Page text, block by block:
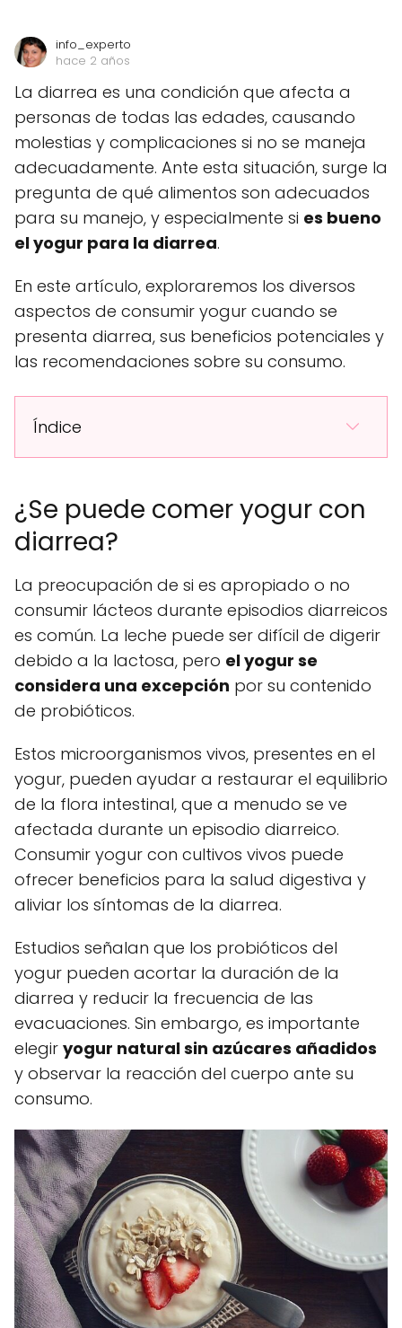
info_experto
hace 2 años
La diarrea es una condición que afecta a
personas de todas las edades, causando
molestias y complicaciones si no se maneja
adecuadamente. Ante esta situación, surge la
pregunta de qué alimentos son adecuados
para su manejo, y especialmente si es bueno
el yogur para la diarrea.
En este artículo, exploraremos los diversos
aspectos de consumir yogur cuando se
presenta diarrea, sus beneficios potenciales y
las recomendaciones sobre su consumo.
Índice
¿Se puede comer yogur con
diarrea?
La preocupación de si es apropiado o no
consumir lácteos durante episodios diarreicos
es común. La leche puede ser difícil de digerir
debido a la lactosa, pero el yogur se
considera una excepción por su contenido
de probióticos.
Estos microorganismos vivos, presentes en el
yogur, pueden ayudar a restaurar el equilibrio
de la flora intestinal, que a menudo se ve
afectada durante un episodio diarreico.
Consumir yogur con cultivos vivos puede
ofrecer beneficios para la salud digestiva y
aliviar los síntomas de la diarrea.
Estudios señalan que los probióticos del
yogur pueden acortar la duración de la
diarrea y reducir la frecuencia de las
evacuaciones. Sin embargo, es importante
elegir yogur natural sin azúcares añadidos
y observar la reacción del cuerpo ante su
consumo.